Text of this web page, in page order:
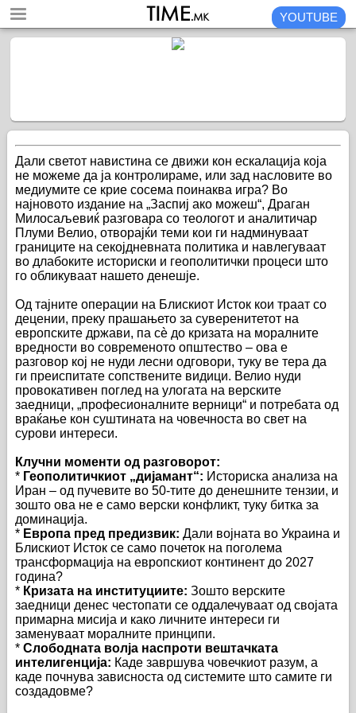
YOUTUBE
Дали светот навистина се движи кон ескалација која
не можеме да ја контролираме, или зад насловите во
медиумите се крие сосема поинаква игра? Во
најновото издание на „Заспиј ако можеш“, Драган
Милосаљевиќ разговара со теологот и аналитичар
Плуми Велио, отворајќи теми кои ги надминуваат
границите на секојдневната политика и навлегуваат
во длабоките историски и геополитички процеси што
го обликуваат нашето денешје.
Од тајните операции на Блискиот Исток кои траат со
децении, преку прашањето за суверенитетот на
европските држави, па сè до кризата на моралните
вредности во современото општество – ова е
разговор кој не нуди лесни одговори, туку ве тера да
ги преиспитате сопствените видици. Велио нуди
провокативен поглед на улогата на верските
заедници, „професионалните верници“ и потребата од
враќање кон суштината на човечноста во свет на
сурови интереси.
Клучни моменти од разговорот:
* Геополитичкиот „дијамант“: Историска анализа на
Иран – од пучевите во 50-тите до денешните тензии, и
зошто ова не е само верски конфликт, туку битка за
доминација.
* Европа пред предизвик: Дали војната во Украина и
Блискиот Исток се само почеток на поголема
трансформација на европскиот континент до 2027
година?
* Кризата на институциите: Зошто верските
заедници денес честопати се оддалечуваат од својата
примарна мисија и како личните интереси ги
заменуваат моралните принципи.
* Слободната волја наспроти вештачката
интелигенција: Каде завршува човечкиот разум, а
каде почнува зависноста од системите што самите ги
создадовме?